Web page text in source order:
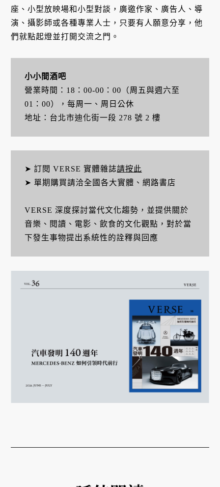
座、小型放映場和小型對談，廣邀作家、廣告人、導
演、攝影師或各種專業人士，只要有人願意分享，他
們就點起燈並打開交流之門。
小小間酒吧
營業時間：18：00-00：00（周五與週六至
01：00），每周一、周日公休
地址：台北市迪化街一段 278 號 2 樓
➤ 訂閱 VERSE 實體雜誌請按此
➤ 單期購買請洽全國各大實體、網路書店
VERSE 深度探討當代文化趨勢，並提供關於
音樂、閱讀、電影、飲食的文化觀點，對於當
下發生事物提出系統性的詮釋與回應